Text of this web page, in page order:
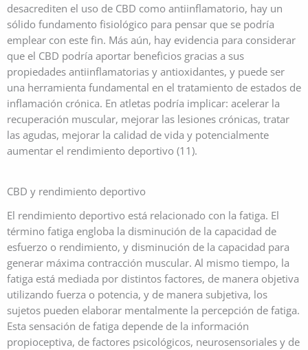
desacrediten el uso de CBD como antiinflamatorio, hay un
sólido fundamento fisiológico para pensar que se podría
emplear con este fin. Más aún, hay evidencia para considerar
que el CBD podría aportar beneficios gracias a sus
propiedades antiinflamatorias y antioxidantes, y puede ser
una herramienta fundamental en el tratamiento de estados de
inflamación crónica. En atletas podría implicar: acelerar la
recuperación muscular, mejorar las lesiones crónicas, tratar
las agudas, mejorar la calidad de vida y potencialmente
aumentar el rendimiento deportivo (11).
CBD y rendimiento deportivo
El rendimiento deportivo está relacionado con la fatiga. El
término fatiga engloba la disminución de la capacidad de
esfuerzo o rendimiento, y disminución de la capacidad para
generar máxima contracción muscular. Al mismo tiempo, la
fatiga está mediada por distintos factores, de manera objetiva
utilizando fuerza o potencia, y de manera subjetiva, los
sujetos pueden elaborar mentalmente la percepción de fatiga.
Esta sensación de fatiga depende de la información
propioceptiva, de factores psicológicos, neurosensoriales y de